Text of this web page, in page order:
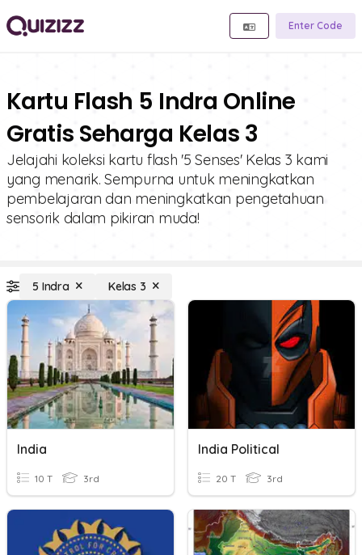
Enter Code
Kartu Flash 5 Indra Online
Gratis Seharga Kelas 3
Jelajahi koleksi kartu flash '5 Senses' Kelas 3 kami
yang menarik. Sempurna untuk meningkatkan
pembelajaran dan meningkatkan pengetahuan
sensorik dalam pikiran muda!
5 Indra Kelas 3
India
10 T 3rd
India Political
20 T 3rd